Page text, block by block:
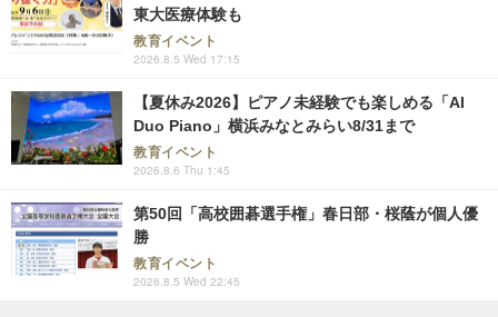
東大医療体験も
教育イベント
2026.8.5 Wed 17:15
【夏休み2026】ピアノ未経験でも楽しめる「AI
Duo Piano」横浜みなとみらい8/31まで
教育イベント
2026.8.6 Thu 1:45
第50回「高校囲碁選手権」春日部・桜蔭が個人優
勝
教育イベント
2026.8.5 Wed 22:45